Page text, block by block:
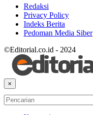
Redaksi
Privacy Policy
Indeks Berita
Pedoman Media Siber
©Editorial.co.id - 2024
×